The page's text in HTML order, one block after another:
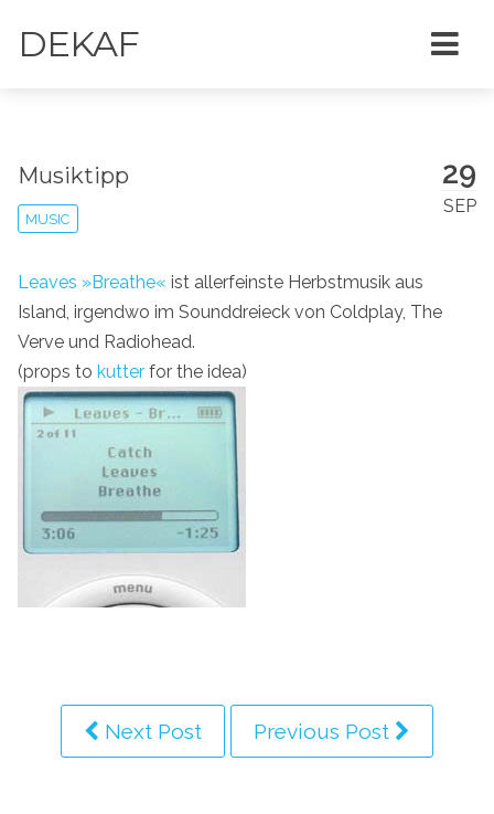
DEKAF
29
SEP
Musiktipp
MUSIC
Leaves »Breathe« ist allerfeinste Herbstmusik aus
Island, irgendwo im Sounddreieck von Coldplay, The
Verve und Radiohead.
(props to kutter for the idea)
Next Post Previous Post